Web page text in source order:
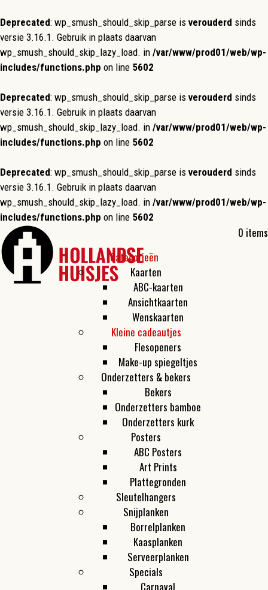
Deprecated: wp_smush_should_skip_parse is verouderd sinds
versie 3.16.1. Gebruik in plaats daarvan
wp_smush_should_skip_lazy_load. in /var/www/prod01/web/wp-
includes/functions.php on line 5602
Deprecated: wp_smush_should_skip_parse is verouderd sinds
versie 3.16.1. Gebruik in plaats daarvan
wp_smush_should_skip_lazy_load. in /var/www/prod01/web/wp-
includes/functions.php on line 5602
Deprecated: wp_smush_should_skip_parse is verouderd sinds
versie 3.16.1. Gebruik in plaats daarvan
wp_smush_should_skip_lazy_load. in /var/www/prod01/web/wp-
includes/functions.php on line 5602
0 items
Categorieën
Kaarten
ABC-kaarten
Ansichtkaarten
Wenskaarten
Kleine cadeautjes
Flesopeners
Make-up spiegeltjes
Onderzetters & bekers
Bekers
Onderzetters bamboe
Onderzetters kurk
Posters
ABC Posters
Art Prints
Plattegronden
Sleutelhangers
Snijplanken
Borrelplanken
Kaasplanken
Serveerplanken
Specials
Carnaval